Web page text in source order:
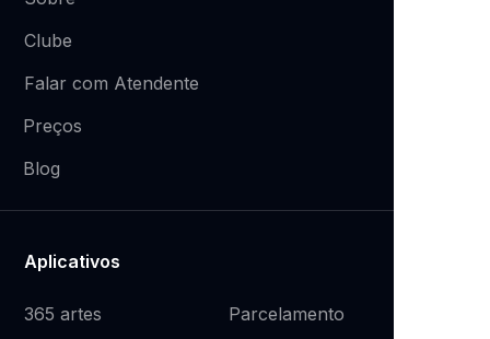
Aplicativos
Clube
365 artes
Falar com Atendente
Preços
Parcelamento
Blog